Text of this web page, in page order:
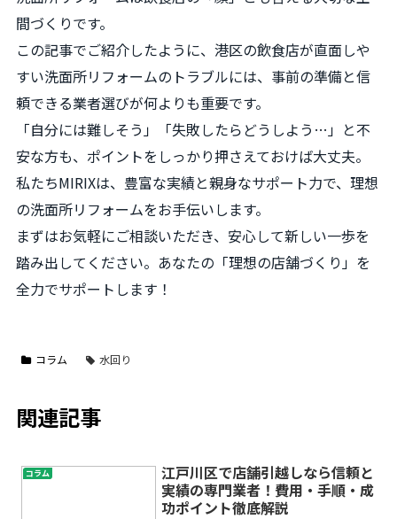
間づくりです。
この記事でご紹介したように、港区の飲食店が直面しや
すい洗面所リフォームのトラブルには、事前の準備と信
頼できる業者選びが何よりも重要です。
「自分には難しそう」「失敗したらどうしよう…」と不
安な方も、ポイントをしっかり押さえておけば大丈夫。
私たちMIRIXは、豊富な実績と親身なサポート力で、理想
の洗面所リフォームをお手伝いします。
まずはお気軽にご相談いただき、安心して新しい一歩を
踏み出してください。あなたの「理想の店舗づくり」を
全力でサポートします！
コラム 水回り
関連記事
コラム
江戸川区で店舗引越しなら信頼と
実績の専門業者！費用・手順・成
功ポイント徹底解説